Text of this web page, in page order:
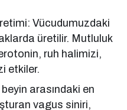
Vücudumuzdaki
üretilir. Mutluluk
ruh halimizi,
etkiler.
arasındaki en
vagus siniri,